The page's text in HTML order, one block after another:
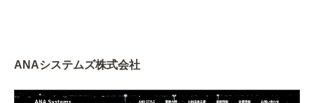
ANAシステムズ株式会社